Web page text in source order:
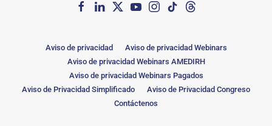
Aviso de privacidad
Aviso de privacidad Webinars
Aviso de privacidad Webinars AMEDIRH
Aviso de privacidad Webinars Pagados
Aviso de Privacidad Simplificado
Aviso de Privacidad Congreso
Contáctenos